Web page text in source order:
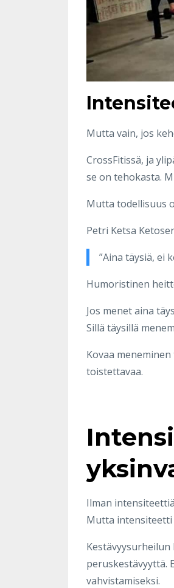
Mutta vain, jos
CrossFitissä, ja
se on tehokasta.
Mutta todellisuus
Petri Ketsa
”Aina täysiä, ei
Humoristinen
Jos menet aina
Sillä täysillä
Kovaa
toistettavaa.
Ilman
Mutta intensiteetti
peruskestävyyttä.
vahvistamiseksi.